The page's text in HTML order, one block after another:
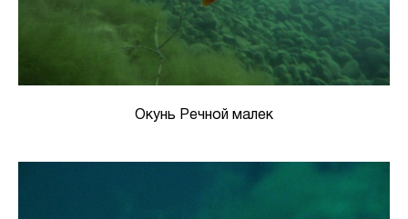
Окунь Речной малек